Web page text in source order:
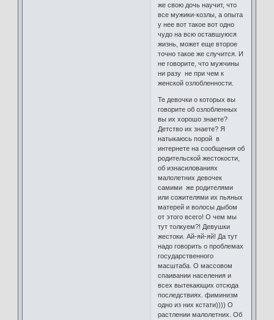
же свою дочь научит, что
все мужики-козлы, а опыта
у нее вот такое вот одно
чудо на всю оставшуюся
жизнь, может еще второе
точно такое же случится. И
не говорите, что мужчины
ни разу не при чем к
женской озлобленности.
Те девочки о которых вы
говорите об озлобленных
вы их хорошо знаете?
Детство их знаете? Я
натыкаюсь порой в
интернете на сообщения об
родительской жестокости,
об изнасилованиях
малолетних девочек
самими же родителями
или сожителями их пьяных
матерей и волосы дыбом
от этого всего! О чем мы
тут толкуем?! Девушки
жестоки. Ай-яй-яй! Да тут
надо говорить о проблемах
государственного
масштаба. О массовом
спаивании населения и
всех вытекающих отсюда
последствиях. фиминизм
одно из них кстати)))) О
растлении малолетних. Об